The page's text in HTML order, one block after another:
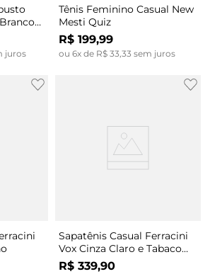
juros
Tênis Feminino Casual New
Mesti Quiz
R$ 199,99
ou 6x de R$ 33,33 sem juros
Sapatênis Casual Ferracini
Vox Cinza Claro e Tabaco
Masculino
R$ 339,90